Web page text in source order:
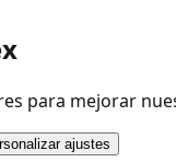
para mejorar
ajustes